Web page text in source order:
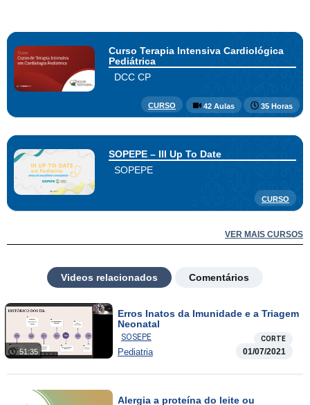
Curso Terapia Intensiva Cardiológica
Pediátrica
DCC CP
CURSO 42 Aulas 35 Horas
SOPEPE – III Up To Date
SOPEPE
CURSO
VER MAIS CURSOS
Videos relacionados Comentários
51:35
Erros Inatos da Imunidade e a Triagem
Neonatal
SOSEPE CORTE
Pediatria 01/07/2021
Alergia a proteína do leite ou